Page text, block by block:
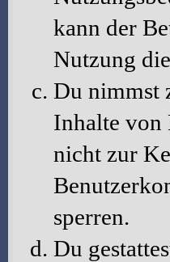
kann der
Nutzung
Du nimmst
Inhalte von
nicht zur
sperren.
Du